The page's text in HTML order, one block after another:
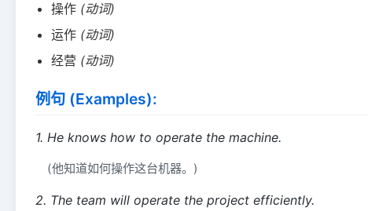
操作 (动词)
运作 (动词)
经营 (动词)
例句 (Examples):
1. He knows how to operate the machine.
(他知道如何操作这台机器。)
2. The team will operate the project efficiently.